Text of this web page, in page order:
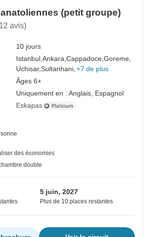
(petit groupe)
avis)
10 jours
Istanbul,Ankara,Cappadoce,Goreme,
Uchisar,Sultanhani, +7 de plus
Âges 6+
Uniquement en : Anglais, Espagnol
Eskapas
des économies
double
5 juin, 2027
Plus de 10 places restantes